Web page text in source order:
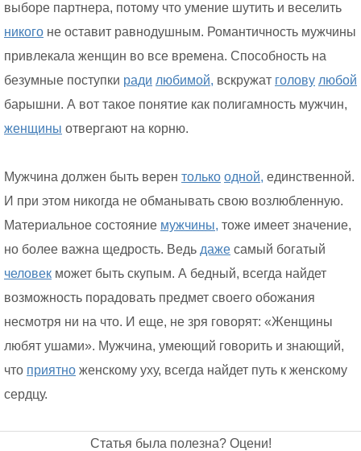
выборе партнера, потому что умение шутить и веселить
никого не оставит равнодушным. Романтичность мужчины
привлекала женщин во все времена. Способность на
безумные поступки ради любимой, вскружат голову любой
барышни. А вот такое понятие как полигамность мужчин,
женщины отвергают на корню.
Мужчина должен быть верен только одной, единственной.
И при этом никогда не обманывать свою возлюбленную.
Материальное состояние мужчины, тоже имеет значение,
но более важна щедрость. Ведь даже самый богатый
человек может быть скупым. А бедный, всегда найдет
возможность порадовать предмет своего обожания
несмотря ни на что. И еще, не зря говорят: «Женщины
любят ушами». Мужчина, умеющий говорить и знающий,
что приятно женскому уху, всегда найдет путь к женскому
сердцу.
Статья была полезна? Оцени!